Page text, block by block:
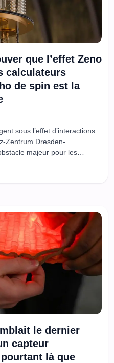
que l’effet Zeno
calculateurs
de spin est la
sous l’effet d’interactions
Zentrum Dresden-
majeur pour les
des pulses cohérents
le dernier
capteur
là que